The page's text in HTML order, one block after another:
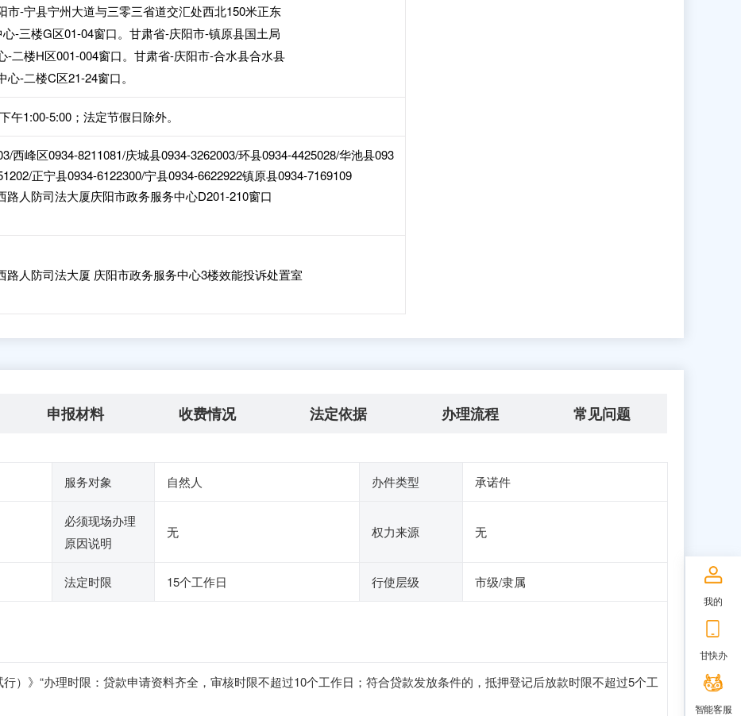
市-宁县宁州大道与三零三省道交汇处西北150米正东
-三楼G区01-04窗口。甘肃省-庆阳市-镇原县国土局
-二楼H区001-004窗口。甘肃省-庆阳市-合水县合水县
-二楼C区21-24窗口。
午1:00-5:00；法定节假日除外。
西峰区0934-8211081/庆城县0934-3262003/环县0934-4425028/华池县093
正宁县0934-6122300/宁县0934-6622922镇原县0934-7169109
路人防司法大厦庆阳市政务服务中心D201-210窗口
路人防司法大厦 庆阳市政务服务中心3楼效能投诉处置室
申报材料 收费情况 法定依据 办理流程 常见问题
服务对象 自然人 办件类型 承诺件
必须现场办理
原因说明
无 权力来源 无
法定时限 15个工作日 行使层级 市级/隶属
行）》“办理时限：贷款申请资料齐全，审核时限不超过10个工作日；符合贷款发放条件的，抵押登记后放款时限不超过5个工
我的
甘快办
智能客服